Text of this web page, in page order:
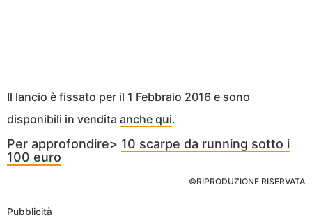
Il lancio è fissato per il 1 Febbraio 2016 e sono
disponibili in vendita anche qui.
Per approfondire> 10 scarpe da running sotto i
100 euro
©RIPRODUZIONE RISERVATA
Pubblicità